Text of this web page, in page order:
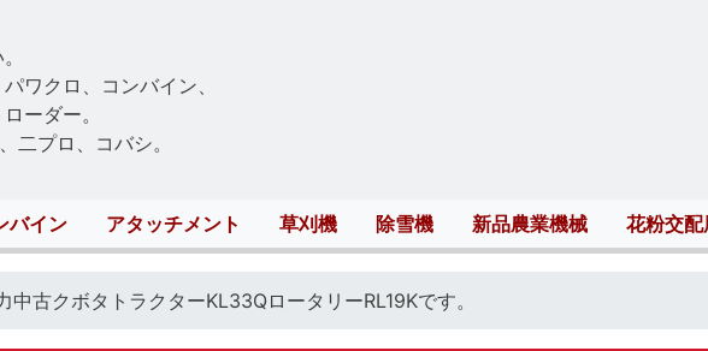
ワクロ、コンバイン、
ーダー。
二プロ、コバシ。
バイン アタッチメント 草刈機 除雪機 新品農業機械 花粉交
中古クボタトラクターKL33QロータリーRL19Kです。